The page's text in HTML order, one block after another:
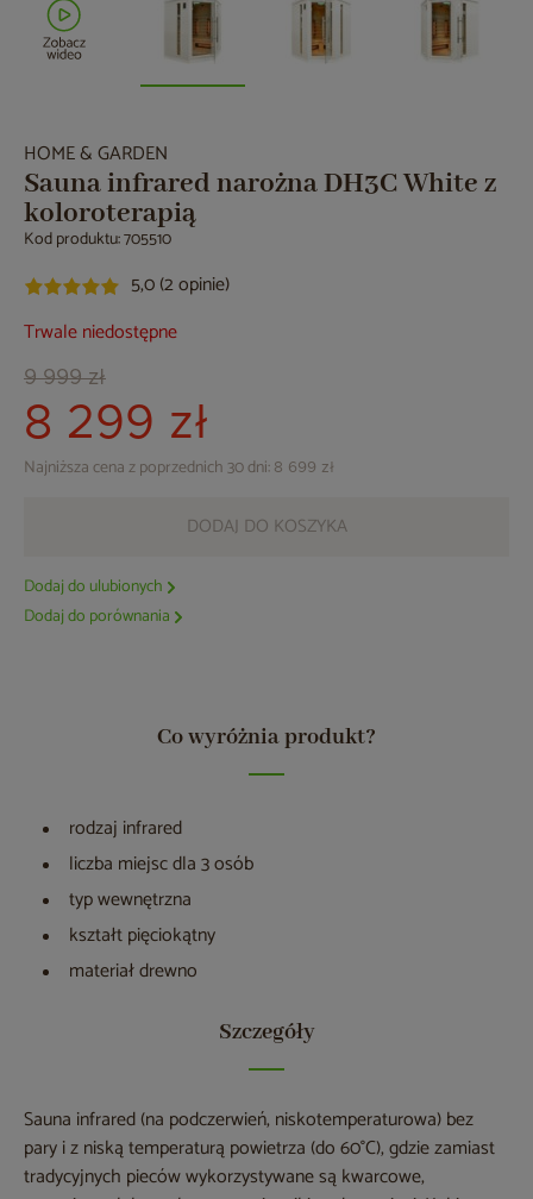
HOME & GARDEN
Sauna infrared narożna DH3C White z
koloroterapią
Kod produktu: 705510
5,0 (2 opinie)
Trwale niedostępne
9 999 zł
8 299 zł
Najniższa cena z poprzednich 30 dni: 8 699 zł
DODAJ DO KOSZYKA
Dodaj do ulubionych
Dodaj do porównania
Co wyróżnia produkt?
rodzaj infrared
liczba miejsc dla 3 osób
typ wewnętrzna
kształt pięciokątny
materiał drewno
Szczegóły
Sauna infrared (na podczerwień, niskotemperaturowa) bez
pary i z niską temperaturą powietrza (do 60°C), gdzie zamiast
tradycyjnych pieców wykorzystywane są kwarcowe,